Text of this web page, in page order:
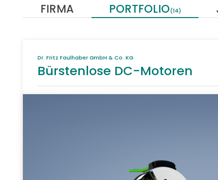
FIRMA PORTFOLIO(14)
Dr. Fritz Faulhaber GmbH & Co. KG
Bürstenlose DC-Motoren